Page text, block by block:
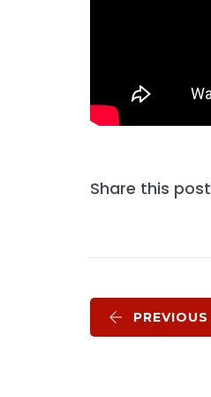
Share this post
PREVIOUS